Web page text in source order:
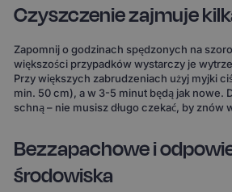
Czyszczenie zajmuje
Zapomnij o godzinach spędzonych na
większości przypadków wystarczy je
Przy większych zabrudzeniach użyj myjki
min. 50 cm), a w 3-5 minut będą jak nowe.
schną – nie musisz długo czekać, by znów
Bezzapachowe i
środowiska